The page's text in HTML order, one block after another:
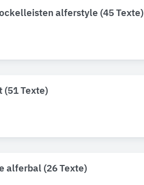
alferstyle (45 Texte)
(51 Texte)
alferbal (26 Texte)